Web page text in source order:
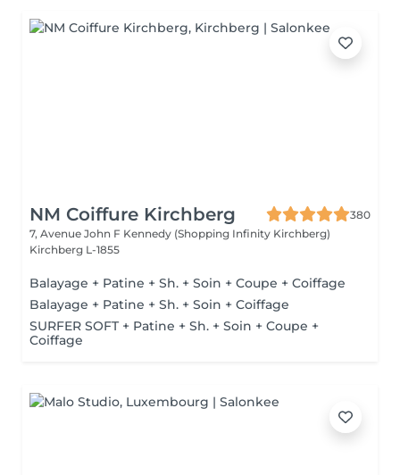
NM Coiffure Kirchberg
380
7, Avenue John F Kennedy (Shopping Infinity Kirchberg)
Kirchberg L-1855
Balayage + Patine + Sh. + Soin + Coupe + Coiffage
Balayage + Patine + Sh. + Soin + Coiffage
SURFER SOFT + Patine + Sh. + Soin + Coupe +
Coiffage